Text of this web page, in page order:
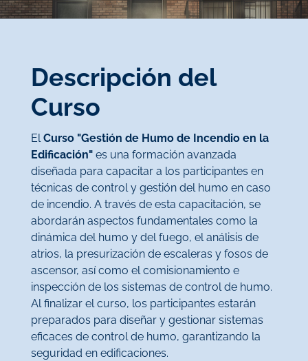
Descripción del
Curso
ElCurso "Gestión de Humo de Incendio en la
Edificación"es una formación avanzada
diseñada para capacitar a los participantes en
técnicas de control y gestión del humo en caso
de incendio. A través de esta capacitación, se
abordarán aspectos fundamentales como la
dinámica del humo y del fuego, el análisis de
atrios, la presurización de escaleras y fosos de
ascensor, así como el comisionamiento e
inspección de los sistemas de control de humo.
Al finalizar el curso, los participantes estarán
preparados para diseñar y gestionar sistemas
eficaces de control de humo, garantizando la
seguridad en edificaciones.